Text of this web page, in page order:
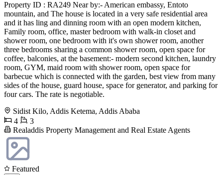
Property ID : RA249 Near by:- American embassy, Entoto
mountain, and The house is located in a very safe residential area
and it has ling and dinning room with an open modern kitchen,
Family room, office, master bedroom with walk-in closet and
shower room, one bedroom with it's own shower room, another
three bedrooms sharing a common shower room, open space for
coffee, balconies, at the basement:- modern second kitchen, laundry
room, GYM, maid room with shower room, open space for
barbecue which is connected with the garden, best view from many
sides of the house, guard house, space for generator, and parking for
four cars. The rate is negotiable.
Sidist Kilo, Addis Ketema, Addis Ababa
4
3
Realaddis Property Management and Real Estate Agents
Featured